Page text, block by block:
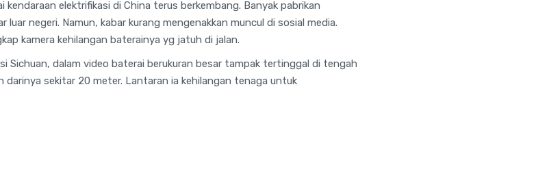
kendaraan elektrifikasi di China terus berkembang. Banyak pabrikan
luar negeri. Namun, kabar kurang mengenakkan muncul di sosial media.
kamera kehilangan baterainya yg jatuh di jalan.
Sichuan, dalam video baterai berukuran besar tampak tertinggal di tengah
sekitar 20 meter. Lantaran ia kehilangan tenaga untuk